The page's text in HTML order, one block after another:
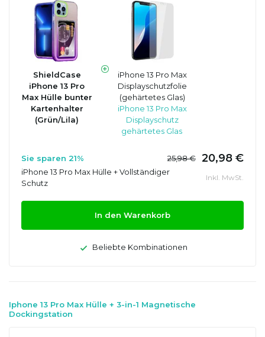
ShieldCase
iPhone 13 Pro
Max Hülle bunter
Kartenhalter
(Grün/Lila)
iPhone 13 Pro Max
Displayschutzfolie
(gehärtetes Glas)
iPhone 13 Pro Max
Displayschutz
gehärtetes Glas
Sie sparen 21% 25,98 € 20,98 €
iPhone 13 Pro Max Hülle + Vollständiger
Schutz
Inkl. MwSt.
In den Warenkorb
Beliebte Kombinationen
Iphone 13 Pro Max Hülle + 3-in-1 Magnetische
Dockingstation